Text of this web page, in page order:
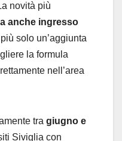
novità più
anche ingresso
solo un’aggiunta
la formula
nell’area
tra giugno e
Siviglia con